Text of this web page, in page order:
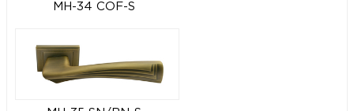
MH-34 COF-S